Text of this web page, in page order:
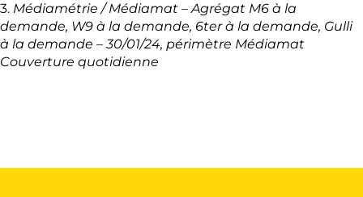
3. Médiamétrie / Médiamat – Agrégat M6 à la
demande, W9 à la demande, 6ter à la demande, Gulli
à la demande – 30/01/24, périmètre Médiamat
Couverture quotidienne